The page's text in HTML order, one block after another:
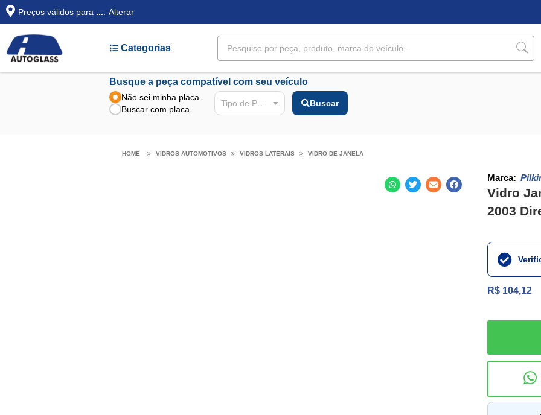
Preços válidos para ... Alterar
Categorias
Busque a peça compatível com seu veículo
Não sei minha placa
Buscar com placa
Tipo de Peça Buscar
VIDROS AUTOMOTIVOS VIDROS LATERAIS VIDRO DE JANELA
Marca:
Vidro
2003
R$ 104,12